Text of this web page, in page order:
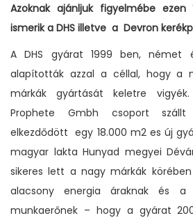
Azoknak ajánljuk figyelmébe
ismerik a DHS illetve a Devron
A DHS gyárat 1999 ben, német
alapították azzal a céllal, hogy a
márkák gyártását keletre
Prophete Gmbh csoport
elkezdődött egy 18.000 m2 es új
magyar lakta Hunyad megyei
sikeres lett a nagy márkák
alacsony energia áraknak és
munkaerőnek – hogy a gyárat